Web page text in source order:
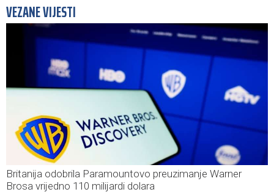
VEZANE VIJESTI
Britanija odobrila Paramountovo preuzimanje Warner
Brosa vrijedno 110 milijardi dolara